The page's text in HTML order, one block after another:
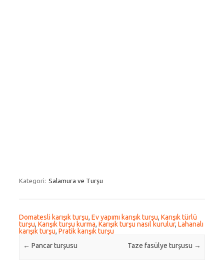
Kategori: Salamura ve Turşu
Domatesli karışık turşu, Ev yapımı karışık turşu, Karışık türlü
turşu, Karışık turşu kurma, Karışık turşu nasıl kurulur, Lahanalı
karışık turşu, Pratik karışık turşu
Post navigation
← Pancar turşusu Taze fasülye turşusu →